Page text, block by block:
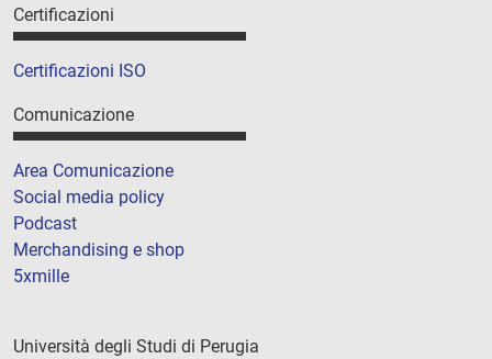
Certificazioni
Certificazioni ISO
Comunicazione
Area Comunicazione
Social media policy
Podcast
Merchandising e shop
5xmille
Università degli Studi di Perugia